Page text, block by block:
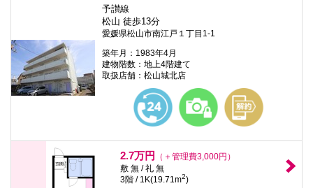
予讃線
松山 徒歩13分
愛媛県松山市南江戸１丁目1-1
築年月：1983年4月
建物階数：地上4階建て
取扱店舗：松山城北店
2.7万円
（＋管理費3,000円）
敷 無 / 礼 無
3階 / 1K(19.71m2)